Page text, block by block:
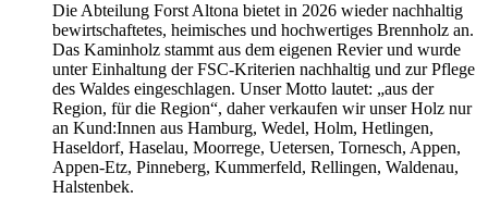
Die Abteilung Forst Altona bietet in 2026 wieder nachhaltig
bewirtschaftetes, heimisches und hochwertiges Brennholz an.
Das Kaminholz stammt aus dem eigenen Revier und wurde
unter Einhaltung der FSC-Kriterien nachhaltig und zur Pflege
des Waldes eingeschlagen. Unser Motto lautet: „aus der
Region, für die Region“, daher verkaufen wir unser Holz nur
an Kund:Innen aus Hamburg, Wedel, Holm, Hetlingen,
Haseldorf, Haselau, Moorrege, Uetersen, Tornesch, Appen,
Appen-Etz, Pinneberg, Kummerfeld, Rellingen, Waldenau,
Halstenbek.